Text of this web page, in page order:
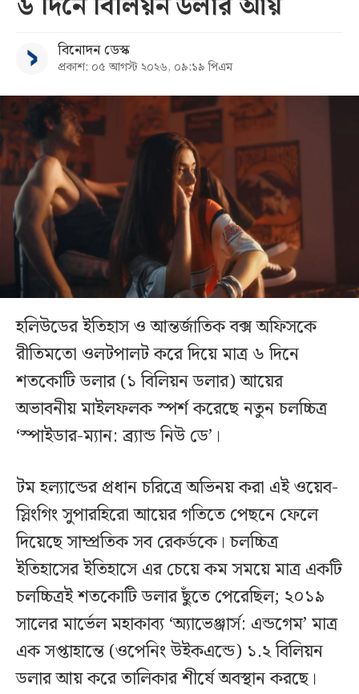
বিনোদন ডেস্ক
প্রকাশ: ০৫ আগস্ট ২০২৬, ০৯:১৯ পিএম
হলিউডের ইতিহাস ও আন্তর্জাতিক বক্স অফিসকে
রীতিমতো ওলটপালট করে দিয়ে মাত্র ৬ দিনে
শতকোটি ডলার (১ বিলিয়ন ডলার) আয়ের
অভাবনীয় মাইলফলক স্পর্শ করেছে নতুন চলচ্চিত্র
‘স্পাইডার-ম্যান: ব্র্যান্ড নিউ ডে’।
টম হল্যান্ডের প্রধান চরিত্রে অভিনয় করা এই ওয়েব-
স্লিংগিং সুপারহিরো আয়ের গতিতে পেছনে ফেলে
দিয়েছে সাম্প্রতিক সব রেকর্ডকে। চলচ্চিত্র
ইতিহাসের ইতিহাসে এর চেয়ে কম সময়ে মাত্র একটি
চলচ্চিত্রই শতকোটি ডলার ছুঁতে পেরেছিল; ২০১৯
সালের মার্ভেল মহাকাব্য ‘অ্যাভেঞ্জার্স: এন্ডগেম’ মাত্র
এক সপ্তাহান্তে (ওপেনিং উইকএন্ডে) ১.২ বিলিয়ন
ডলার আয় করে তালিকার শীর্ষে অবস্থান করছে।